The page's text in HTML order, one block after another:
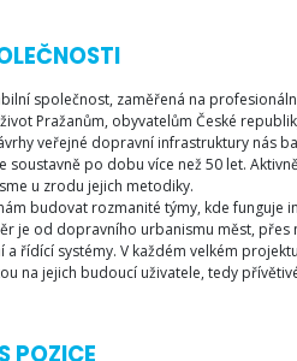
společnost, zaměřená na
Pražanům, obyvatelům České
veřejné dopravní infrastruktury nás
soustavně po dobu více než 50 let.
u zrodu jejich metodiky.
budovat rozmanité týmy, kde funguje
je od dopravního urbanismu měst,
a řídící systémy. V každém velkém
na jejich budoucí uživatele, tedy
POZICE